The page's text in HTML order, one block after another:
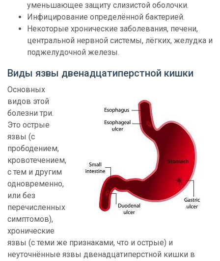
уменьшающее защиту слизистой оболочки.
Инфицирование определённой бактерией.
Некоторые хронические заболевания, печени,
центральной нервной системы, лёгких, желудка и
поджелудочной железы.
Виды язвы двенадцатиперстной кишки
Основных
видов этой
болезни три.
Это острые
язвы (с
прободением,
кровотечением,
с тем и другим
одновременно,
или без
перечисленных
симптомов),
хронические
язвы (с теми же признаками, что и острые) и
неуточнённые язвы двенадцатиперстной кишки в